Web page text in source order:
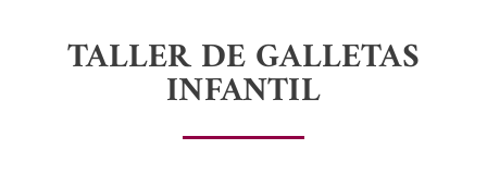
TALLER DE GALLETAS
INFANTIL